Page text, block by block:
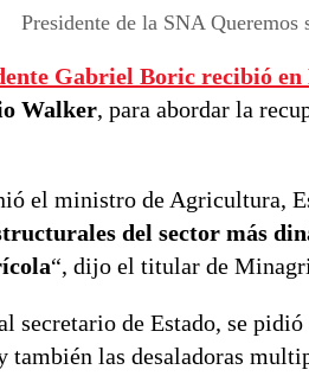
Presidente de la SNA
Gabriel Boric recibió
Walker, para abordar la
el ministro de Agricultura,
del sector más
“, dijo el titular de
secretario de Estado, se
también las desaladoras